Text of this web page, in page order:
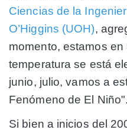
Ciencias de la
O’Higgins (UOH),
momento, estamos
temperatura se está
junio, julio, vamos a
Fenómeno de El Niño".
Si bien a inicios del